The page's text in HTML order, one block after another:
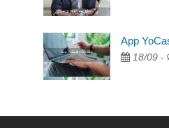
ngân hàng không ai cho vay.
giải quyết việc riêng, trong 1-2
ơn đã giúp tôi kịp thời và nhanh
App
18/09 -